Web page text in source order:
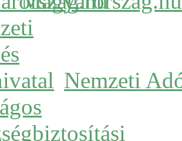
Nemzeti